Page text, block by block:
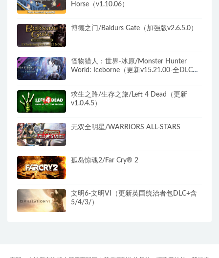
Horse（v1.10.06）
博德之门/Baldurs Gate（加强版v2.6.5.0）
怪物猎人：世界-冰原/Monster Hunter
World: Iceborne（更新v15.21.00-全DLC豪
求生之路/生存之旅/Left 4 Dead（更新
v1.0.4.5）
无双全明星/WARRIORS ALL-STARS
孤岛惊魂2/Far Cry® 2
文明6-文明VI（更新英国统治者包DLC+含
5/4/3/）